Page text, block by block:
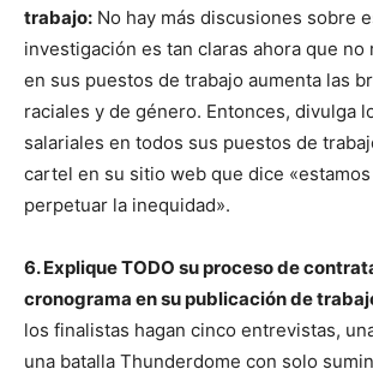
trabajo: No hay más discusiones sobre
investigación es tan claras ahora que no
en sus puestos de trabajo aumenta las
raciales y de género. Entonces, divulga
salariales en todos sus puestos de
cartel en su sitio web que dice
perpetuar la inequidad».
6. Explique TODO su proceso de
cronograma en su publicación de
los finalistas hagan cinco entrevistas,
una batalla Thunderdome con solo